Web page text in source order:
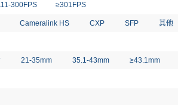
300FPS ≥301FPS
Cameralink HS CXP SFP 其他
21-35mm 35.1-43mm ≥43.1mm